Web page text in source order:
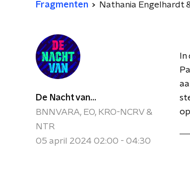
Fragmenten Nathania Engelhardt
De Nacht van...
BNNVARA, EO, KRO-NCRV &
NTR
05 april 2024 02:00 - 04:30